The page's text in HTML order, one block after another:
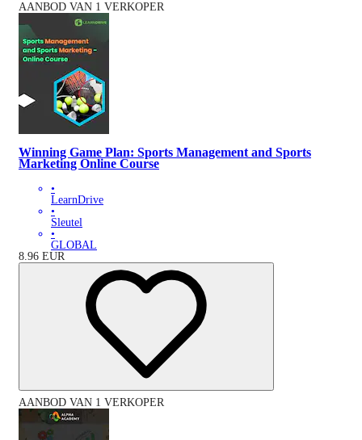
AANBOD VAN 1 VERKOPER
Winning Game Plan: Sports Management and Sports
Marketing Online Course
•
LearnDrive
•
Sleutel
•
GLOBAL
8.96 EUR
AANBOD VAN 1 VERKOPER